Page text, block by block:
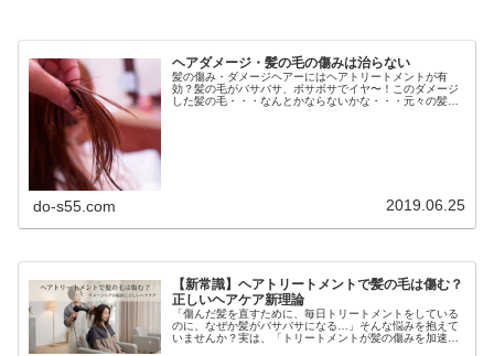
ヘアダメージ・髪の毛の傷みは治らない
髪の傷み・ダメージヘアーにはヘアトリートメントが有
効？髪の毛がバサバサ、ボサボサでイヤ〜！このダメージ
した髪の毛・・・なんとかならないかな・・・元々の髪質
do-s55.com 2019.06.25
【新常識】ヘアトリートメントで髪の毛は傷む？
正しいヘアケア新理論
「傷んだ髪を直すために、毎日トリートメントをしている
のに、なぜか髪がバサバサになる…」そんな悩みを抱えて
いませんか？実は、「トリートメントが髪の傷みを加速さ